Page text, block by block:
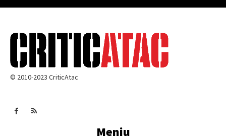
© 2010-2023 CriticAtac
Meniu